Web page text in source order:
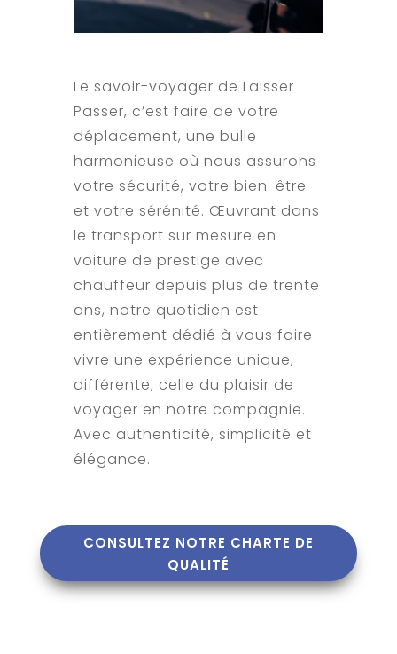
Le savoir-voyager de Laisser
Passer, c’est faire de votre
déplacement, une bulle
harmonieuse où nous assurons
votre sécurité, votre bien-être
et votre sérénité. Œuvrant dans
le transport sur mesure en
voiture de prestige avec
chauffeur depuis plus de trente
ans, notre quotidien est
entièrement dédié à vous faire
vivre une expérience unique,
différente, celle du plaisir de
voyager en notre compagnie.
Avec authenticité, simplicité et
élégance.
CONSULTEZ NOTRE CHARTE DE
QUALITÉ